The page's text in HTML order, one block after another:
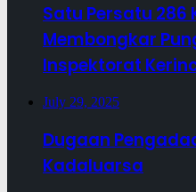
Satu Persatu 286
Membongkar
Inspektorat
July 29, 2025
Dugaan
Kadaluarsa